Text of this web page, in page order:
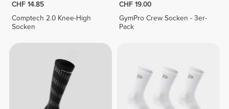
CHF 14.85
Comptech 2.0 Knee-High
Socken
CHF 19.00
GymPro Crew Socken - 3er-
Pack